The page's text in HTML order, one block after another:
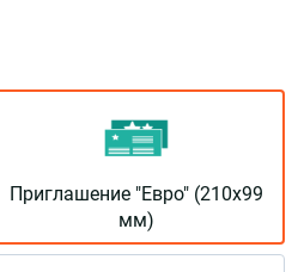
Приглашение "Евро" (210x99
мм)